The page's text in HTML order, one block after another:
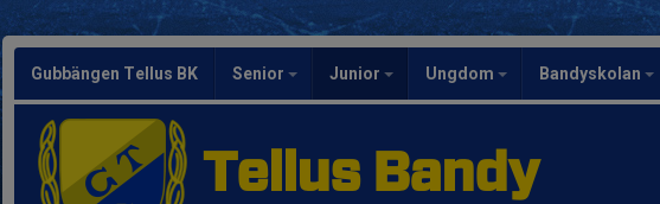
Gubbängen Tellus BK Senior Junior Ungdom Bandyskolan
Tellus Bandy